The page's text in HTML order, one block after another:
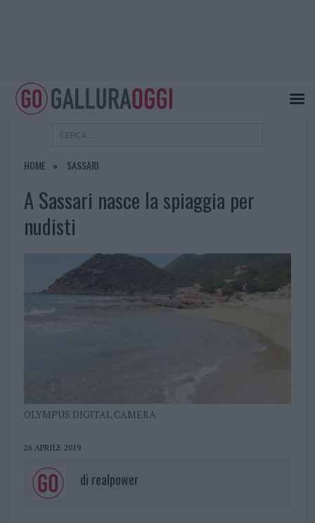
HOME SASSARI
A Sassari nasce la spiaggia per
nudisti
OLYMPUS DIGITAL CAMERA
26 APRILE 2019
di realpower